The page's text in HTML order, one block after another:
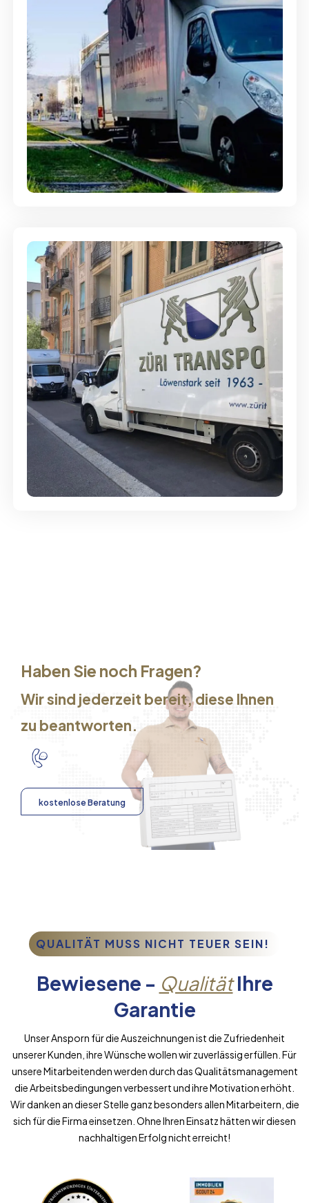
Ein- und Auspackservice
Günstige Umzüge - Hervorragender
Service
Haben Sie noch Fragen?
Wir sind jederzeit bereit, diese Ihnen
zu beantworten.
kostenlose Beratung
QUALITÄT MUSS NICHT TEUER SEIN!
Bewiesene - QualitätIhre
Garantie
Unser Ansporn für die Auszeichnungen ist die Zufriedenheit
unserer Kunden, ihre Wünsche wollen wir zuverlässig erfüllen. Für
unsere Mitarbeitenden werden durch das Qualitätsmanagement
die Arbeitsbedingungen verbessert und ihre Motivation erhöht.
Wir danken an dieser Stelle ganz besonders allen Mitarbeitern, die
sich für die Firma einsetzen. Ohne Ihren Einsatz hätten wir diesen
nachhaltigen Erfolg nicht erreicht!